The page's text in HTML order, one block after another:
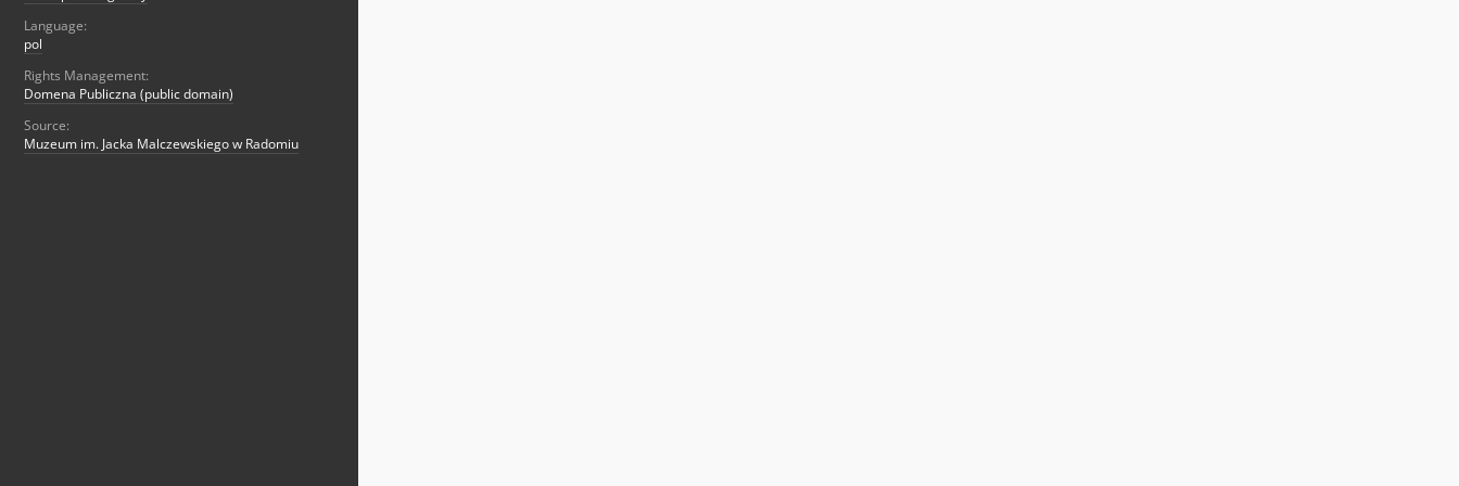
Language:
pol
Rights Management:
Domena Publiczna (public domain)
Source:
Muzeum im. Jacka Malczewskiego w Radomiu